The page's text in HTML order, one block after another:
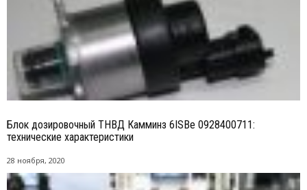
Блок дозировочный ТНВД Камминз 6ISBe 0928400711:
технические характеристики
28 ноября, 2020